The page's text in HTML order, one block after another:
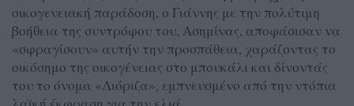
οικογενειακή παράδοση, ο Γιάννης με την πολύτιμη
βοήθεια της συντρόφου του, Ασημίνας, αποφάσισαν να
«σφραγίσουν» αυτήν την προσπάθεια, χαράζοντας το
οικόσημο της οικογένειας στο μπουκάλι και δίνοντάς
του το όνομα «Λιόριζα», εμπνευσμένο από την ντόπια